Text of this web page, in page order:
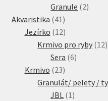
Granule 22
Akvaristika 41 41
produktů
Jezírko 1212
produktů
Krmivo pro ryby 1212
Sera 66
Krmivo 2323
produktů
Granulát/ pelety /
JBL 1 1